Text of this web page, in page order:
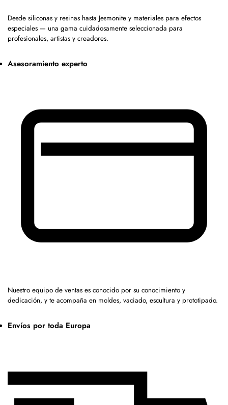
Desde siliconas y resinas hasta Jesmonite y materiales para efectos
especiales — una gama cuidadosamente seleccionada para
profesionales, artistas y creadores.
Asesoramiento experto
Nuestro equipo de ventas es conocido por su conocimiento y
dedicación, y te acompaña en moldes, vaciado, escultura y prototipado.
Envíos por toda Europa